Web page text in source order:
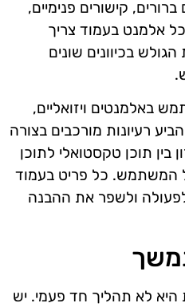
קישורים פנימיים,
כל אלמנט בעמוד צריך
בכיוונים שונים
באלמנטים ויזואליים,
רעיונות מורכבים בצורה
בין תוכן טקסטואלי לתוכן
המשתמש. כל פריט בעמוד
ולשפר את ההבנה
היא לא תהליך חד פעמי. יש